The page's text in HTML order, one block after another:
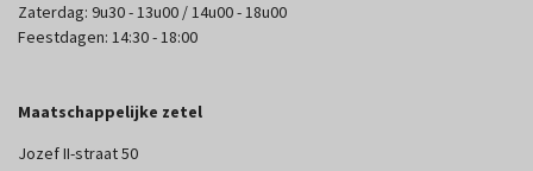
Zaterdag: 9u30 - 13u00 / 14u00 - 18u00
Feestdagen: 14:30 - 18:00
Maatschappelijke zetel
Jozef II-straat 50